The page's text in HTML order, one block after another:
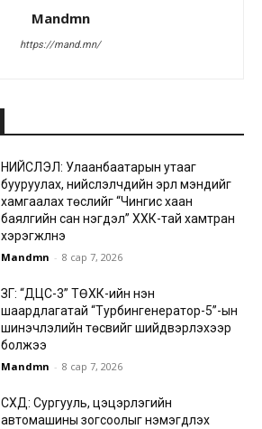
Mandmn
https://mand.mn/
НИЙСЛЭЛ: Улаанбаатарын утааг
бууруулах, нийслэлчүүдийн эрүүл мэндийг
хамгаалах төслийг “Чингис хаан
баялгийн сан нэгдэл” ХХК-тай хамтран
хэрэгжүүлнэ
Mandmn - 8 сар 7, 2026
ЗГ: “ДЦС-3” ТӨХК-ийн нэн
шаардлагатай “Турбингенератор-5”-ын
шинэчлэлийн төсвийг шийдвэрлэхээр
болжээ
Mandmn - 8 сар 7, 2026
СХД: Сургууль, цэцэрлэгийн
автомашины зогсоолыг нэмэгдүүлэх